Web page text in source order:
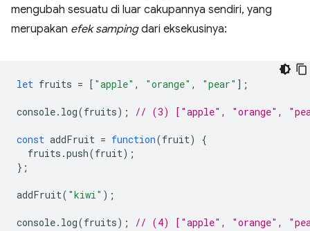
mengubah sesuatu di luar cakupannya sendiri, yang
merupakan efek sampingdari eksekusinya:
let fruits = [ "apple" , "orange" , "pear" ];
console. log(fruits); // (3) ["apple", "orange",
const addFruit = function(fruit)
{
fruits .push(fruit);
};
addFruit( "kiwi" );
console. log(fruits); // (4) ["apple", "orange",